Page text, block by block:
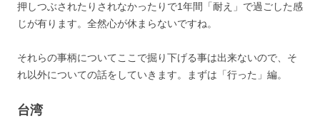
押しつぶされたりされなかったりで1年間「耐え」で過ごした感
じが有ります。全然心が休まらないですね。
それらの事柄についてここで掘り下げる事は出来ないので、そ
れ以外についての話をしていきます。まずは「行った」編。
台湾